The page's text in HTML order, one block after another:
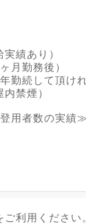
績あり）
月勤務後）
勤続して頂け
禁煙）
用者数の実
ご利用ください